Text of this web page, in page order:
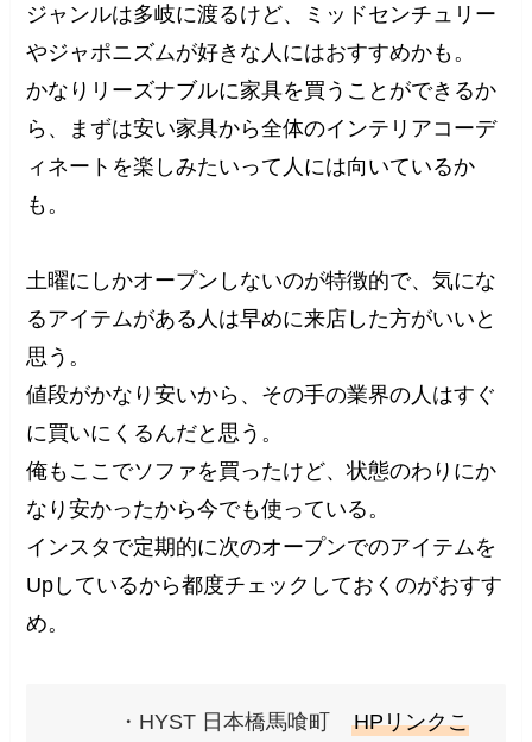
ジャンルは多岐に渡るけど、ミッドセンチュリー
やジャポニズムが好きな人にはおすすめかも。
かなりリーズナブルに家具を買うことができるか
ら、まずは安い家具から全体のインテリアコーデ
ィネートを楽しみたいって人には向いているか
も。
土曜にしかオープンしないのが特徴的で、気にな
るアイテムがある人は早めに来店した方がいいと
思う。
値段がかなり安いから、その手の業界の人はすぐ
に買いにくるんだと思う。
俺もここでソファを買ったけど、状態のわりにか
なり安かったから今でも使っている。
インスタで定期的に次のオープンでのアイテムを
Upしているから都度チェックしておくのがおすす
め。
・HYST 日本橋馬喰町 HPリンクこ